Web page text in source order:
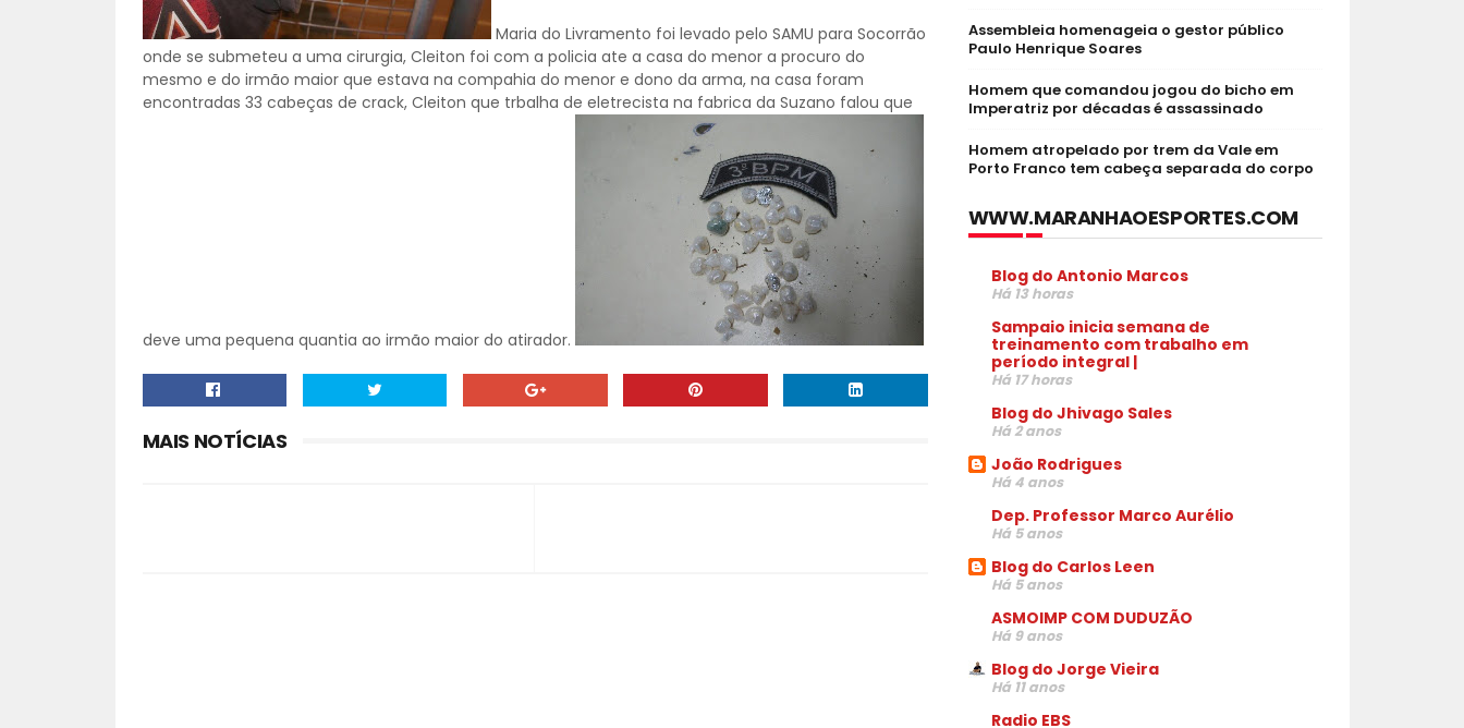
Maria do Livramento foi levado pelo SAMU para Socorrão
onde se submeteu a uma cirurgia, Cleiton foi com a policia ate a casa do menor a procuro do
mesmo e do irmão maior que estava na compahia do menor e dono da arma, na casa foram
encontradas 33 cabeças de crack, Cleiton que trbalha de eletrecista na fabrica da Suzano falou que
deve uma pequena quantia ao irmão maior do atirador.
MAIS NOTÍCIAS
Assembleia homenageia o gestor público
Paulo Henrique Soares
Homem que comandou jogou do bicho em
Imperatriz por décadas é assassinado
Homem atropelado por trem da Vale em
Porto Franco tem cabeça separada do corpo
WWW.MARANHAOESPORTES.COM
Blog do Antonio Marcos
Há 13 horas
Sampaio inicia semana de
treinamento com trabalho em
período integral |
Há 17 horas
Blog do Jhivago Sales
Há 2 anos
João Rodrigues
Há 4 anos
Dep. Professor Marco Aurélio
Há 5 anos
Blog do Carlos Leen
Há 5 anos
ASMOIMP COM DUDUZÃO
Há 9 anos
Blog do Jorge Vieira
Há 11 anos
Radio EBS